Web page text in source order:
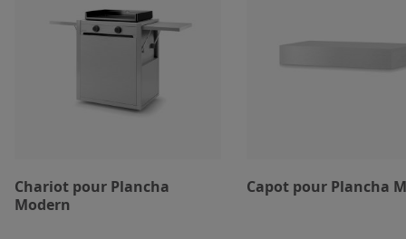
Chariot pour Plancha
Modern
Capot pour Plancha